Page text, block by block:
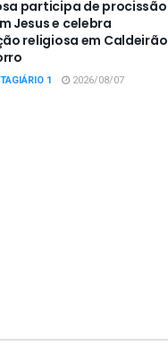
participa de procissão
Jesus e celebra
religiosa em Caldeirão
1 2026/08/07